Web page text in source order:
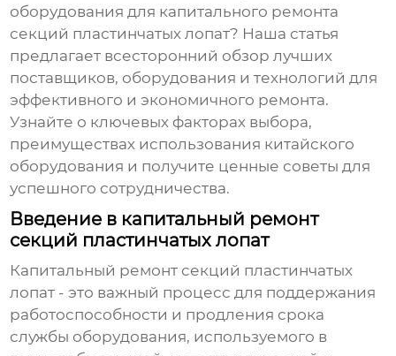
оборудования для капитального ремонта
секций пластинчатых лопат? Наша статья
предлагает всесторонний обзор лучших
поставщиков, оборудования и технологий для
эффективного и экономичного ремонта.
Узнайте о ключевых факторах выбора,
преимуществах использования китайского
оборудования и получите ценные советы для
успешного сотрудничества.
Введение в капитальный ремонт
секций пластинчатых лопат
Капитальный ремонт секций пластинчатых
лопат - это важный процесс для поддержания
работоспособности и продления срока
службы оборудования, используемого в